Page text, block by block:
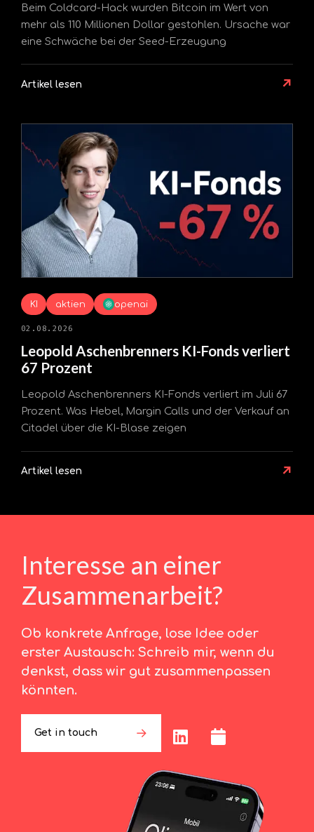
Beim Coldcard-Hack wurden Bitcoin im Wert von
mehr als 110 Millionen Dollar gestohlen. Ursache war
eine Schwäche bei der Seed-Erzeugung
Artikel lesen ↗
KI aktien openai
02.08.2026
Leopold Aschenbrenners KI-Fonds verliert
67 Prozent
Leopold Aschenbrenners KI-Fonds verliert im Juli 67
Prozent. Was Hebel, Margin Calls und der Verkauf an
Citadel über die KI-Blase zeigen
Artikel lesen ↗
Interesse an einer
Zusammenarbeit?
Ob konkrete Anfrage, lose Idee oder
erster Austausch: Schreib mir, wenn du
denkst, dass wir gut zusammenpassen
könnten.
Get in touch